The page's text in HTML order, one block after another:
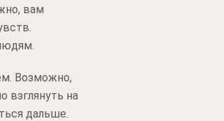
вам
Возможно,
взглянуть на
дальше.